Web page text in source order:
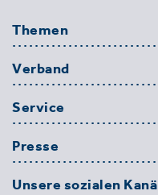
Themen
Verband
Service
Presse
Unsere sozialen